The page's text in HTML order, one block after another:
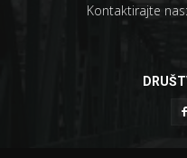
Kontaktirajte nas: